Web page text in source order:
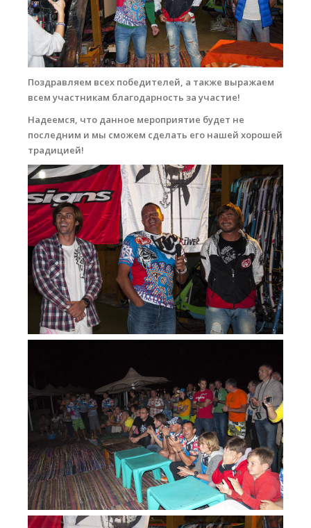
Поздравляем всех победителей, а также выражаем
всем участникам благодарность за участие!
Надеемся, что данное мероприятие будет не
последним и мы сможем сделать его нашей хорошей
традицией!